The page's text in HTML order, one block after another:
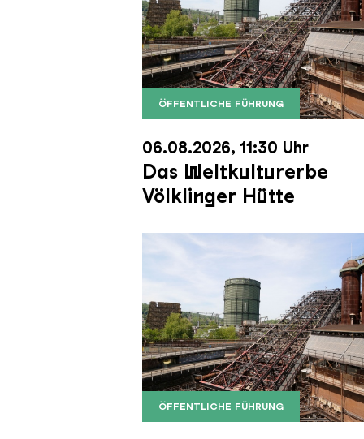
ÖFFENTLICHE FÜHRUNG
Der Erzschrägaufzug der
Copyright: Weltkulturerbe
06.08.2026, 11:30 Uhr
Das Weltkulturerbe
Völklinger Hütte
ÖFFENTLICHE FÜHRUNG
Der Erzschrägaufzug der
Copyright: Weltkulturerbe